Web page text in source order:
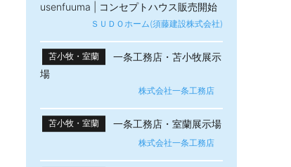
usenfuuma | コンセプトハウス販売開始
ＳＵＤＯホーム(須藤建設株式会社)
苫小牧・室蘭
一条工務店・苫小牧展示
場
株式会社一条工務店
苫小牧・室蘭 一条工務店・室蘭展示場
株式会社一条工務店